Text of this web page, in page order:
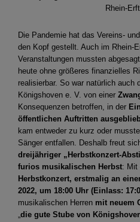
Rhein-
Die Pandemie hat das Vereins-
den Kopf gestellt. Auch im Rhein-
Veranstaltungen mussten
heute ohne größeres finanzielles
realisierbar. So war natürlich auch
Königshoven e. V. von einer
Konsequenzen betroffen, in der
öffentlichen Auftritten
kam entweder zu kurz oder
Sänger entfallen. Deshalb freut
dreijähriger „Herbstkonzert-
furios musikalischen Herbst: Mit
Herbstkonzert, erstmalig an
2022, um 18:00 Uhr (Einlass:
musikalischen Herren mit neuem
die gute Stube von